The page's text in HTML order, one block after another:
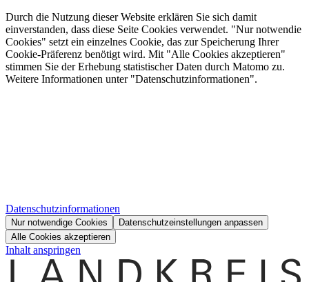
Durch die Nutzung dieser Website erklären Sie sich damit
einverstanden, dass diese Seite Cookies verwendet. "Nur notwendie
Cookies" setzt ein einzelnes Cookie, das zur Speicherung Ihrer
Cookie-Präferenz benötigt wird. Mit "Alle Cookies akzeptieren"
stimmen Sie der Erhebung statistischer Daten durch Matomo zu.
Weitere Informationen unter "Datenschutzinformationen".
Datenschutzinformationen
Nur notwendige Cookies
Datenschutzeinstellungen anpassen
Alle Cookies akzeptieren
Inhalt anspringen